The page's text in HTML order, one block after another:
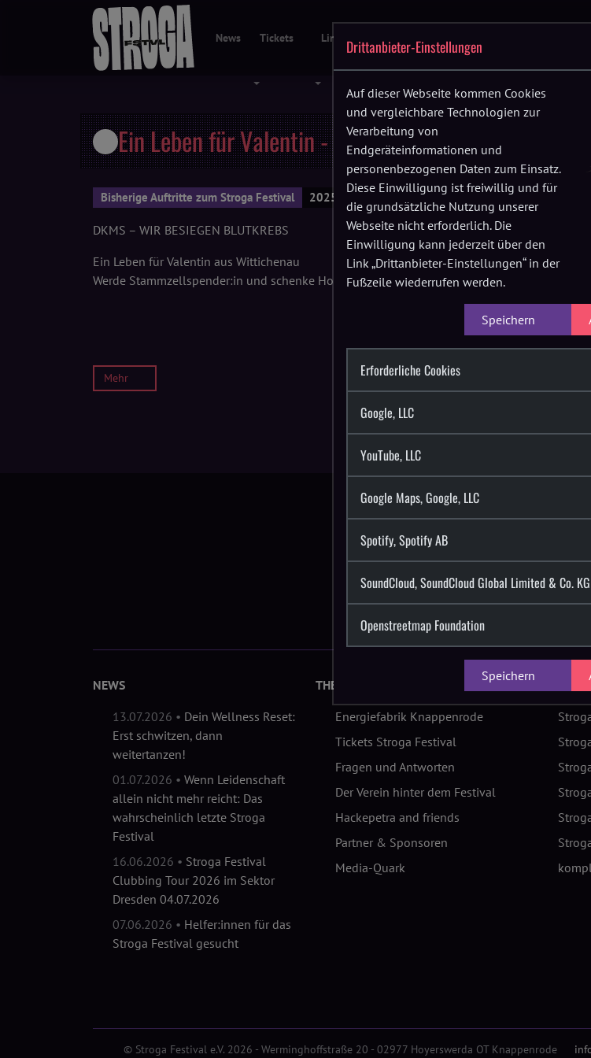
News Tickets Line-Up
Menü öffnen
App
Menü öffnen
Ein Leben für Valentin - DKMS Spendersucher
Bisherige Auftritte zum Stroga Festival 2025 • Workshops
DKMS – WIR BESIEGEN BLUTKREBS
Ein Leben für Valentin aus Wittichenau
Werde Stammzellspender:in und schenke Hoffnung!
Mehr
NEWS
13.07.2026 • Dein Wellness Reset:
Erst schwitzen, dann
weitertanzen!
01.07.2026 • Wenn Leidenschaft
allein nicht mehr reicht: Das
wahrscheinlich letzte Stroga
Festival
16.06.2026 • Stroga Festival
Clubbing Tour 2026 im Sektor
Dresden 04.07.2026
07.06.2026 • Helfer:innen für das
Stroga Festival gesucht
THEMEN
Energiefabrik Knappenrode
Tickets Stroga Festival
Fragen und Antworten
Der Verein hinter dem Festival
Hackepetra and friends
Partner & Sponsoren
Media-Quark
© Stroga Festival e.V. 2026 - Werminghoffstraße 20 - 02977 Hoyerswerda OT Knappenrode
Drittanbieter-Einstellungen
Auf dieser Webseite kommen Cookies
und vergleichbare Technologien zur
Verarbeitung von
Endgeräteinformationen und
personenbezogenen Daten zum Einsatz.
Diese Einwilligung ist freiwillig und für
die grundsätzliche Nutzung unserer
Webseite nicht erforderlich. Die
Einwilligung kann jederzeit über den
Link „Drittanbieter-Einstellungen“ in der
Fußzeile wiederrufen werden.
Speichern
Erforderliche Cookies
Google, LLC
YouTube, LLC
Google Maps, Google, LLC
Spotify, Spotify AB
SoundCloud, SoundCloud Global Limited & Co. KG
Openstreetmap Foundation
Speichern